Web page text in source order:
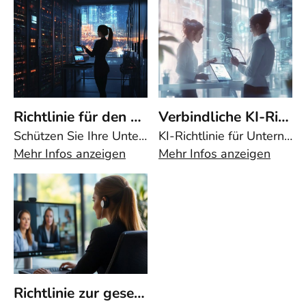
Richtlinie für den sicheren Betrieb von Fileservern (2025) | 00056
Schützen Sie Ihre Unternehmensdaten mit klaren Vorgaben und bewährten SicherheitsmaßnahmenFileserver sind ein zentraler Bestandteil der IT-Infrastruktur und speichern geschäftskritische Daten, die jederzeit vor unbefugtem Zugriff, Verlust und Cyberangriffen geschützt sein müssen. Unsere Richtlinie für den sicheren Betrieb von Fileservern bietet Unternehmen eine umfassende Grundlage, um Sicherheitsrisiken zu minimieren und die gesetzlichen sowie normativen Anforderungen einzuhalten. Sie entspricht den Vorgaben der DIN ISO 9001, ISO/IEC 27001, NIS2-Richtlinie sowie der KI-Verordnung und hilft Ihnen, Ihre IT-Sicherheit nachhaltig zu stärken. Warum diese Richtlinie unverzichtbar ist Ohne eine verbindliche Regelung für den sicheren Betrieb von Fileservern entstehen erhebliche Risiken: Datenverluste durch ungesicherte oder unverschlüsselte BackupsUnbefugte Zugriffe aufgrund unkontrollierter BerechtigungenCyberangriffe durch unsichere Konfigurationen und fehlende SchutzmechanismenReputationsverlust und rechtliche Konsequenzen durch Verstöße gegen Datenschutz- und Sicherheitsvorgaben Mit dieser Richtlinie setzen Sie klare Sicherheitsvorgaben und verhindern diese Risiken systematisch. Sie definiert technische und organisatorische Maßnahmen, um die Fileserver Ihrer Organisation effektiv zu schützen. Ihre Vorteile auf einen Blick: Maximale Sicherheit: Klare Regeln für Zugriffskontrollen, Verschlüsselung und Malware-SchutzRechtliche Absicherung: Erfüllt die Anforderungen der DSGVO, NIS2 und ISO 27001Effiziente IT-Verwaltung: Standardisierte Prozesse für den sicheren Betrieb von FileservernNachweisbare Compliance: Dokumentierte Sicherheitsmaßnahmen zur RisikominimierungFlexible Anpassung: Leicht individualisierbares Word-Dokument zur Integration in bestehende IT-Richtlinien Zentrale Inhalte der Richtlinie: Unsere Richtlinie umfasst alle relevanten Aspekte eines sicheren Fileserver-Betriebs: Zugriffskontrollen & Authentifizierung: Minimale Berechtigungsvergabe, regelmäßige Rechteprüfungen, verpflichtende Zwei-Faktor-Authentifizierung für AdministratorenDatenverschlüsselung & Übertragungssicherheit: Schutz gespeicherter Daten durch aktuelle Verschlüsselungstechniken, sichere Verbindung über VPNSchutz vor Malware & Cyberangriffen: Endpoint-Security-Lösungen, regelmäßige Sicherheitsupdates und automatische Malware-ScansProtokollierung & Überwachung: Lückenlose Aufzeichnung von Zugriffen und Änderungen, regelmäßige Analyse von Log-DatenBackup- & Wiederherstellungsstrategien: Verschlüsselte Backups, regelmäßige Tests der WiederherstellungsprozesseSicherer Zugriff mit Mobilgeräten: Nur autorisierte Geräte, klare Vorgaben zur Nutzung und AbsicherungReaktion auf Sicherheitsvorfälle: Eskalations- und Meldeverfahren, Einhaltung der DSGVO-MeldepflichtSchulung & Sensibilisierung: Regelmäßige Trainings für Mitarbeitende zu sicheren IT-Praktiken Arbeiten Sie sicher und regelkonform Mit dieser Richtlinie erhalten Sie eine praxisnahe, sofort anwendbare Lösung für den sicheren Betrieb Ihrer Fileserver. Sie minimiert Risiken, optimiert Ihre IT-Sicherheitsprozesse und schützt Ihr Unternehmen vor wirtschaftlichen und rechtlichen Folgen.Laden Sie die Richtlinie jetzt herunter und setzen Sie auf eine sichere und zuverlässige IT-Infrastruktur.Gerne bieten wir Ihnen professionelle Beratung zur individuellen Anpassung der Richtlinie an die spezifischen Anforderungen Ihres Unternehmens.Format: Word-Dokument (.docx) Umfang: ca. 2,5 Seiten
Mehr Infos anzeigen
Verbindliche KI-Richtlinie gemäß KI-Verordnung (2025) | 00053
KI-Richtlinie für Unternehmen: Sicherheit, Compliance und Effizienz bei der Nutzung künstlicher IntelligenzKünstliche Intelligenz (KI) verändert Geschäftsprozesse grundlegend – von der Datenanalyse über automatisierte Entscheidungen bis hin zur Unterstützung im Kundenservice. Doch mit den Chancen kommen auch rechtliche, sicherheitstechnische und ethische Herausforderungen. Unsere KI-Richtlinie hilft Unternehmen, den Einsatz von KI systematisch zu steuern, Risiken zu minimieren und die Anforderungen aus KI-Verordnung, DSGVO, NIS2 und ISO 27001:2022 zu erfüllen. KI-Richtlinie in zwei Fassungen: Langfassung, Kurzfassung 🔹 Kompakte Richtlinie – Die Kurzfassung ist prägnant und auf das Wesentliche konzentriert. Perfekt für Unternehmen, die klare Vorgaben ohne umfangreiche Details benötigen. 🔹 Ausführliche Richtlinie – Die Langfassung enthält detaillierte Vorgaben mit umfangreichen Erläuterungen, Praxisbeispielen und konkreten Maßnahmen. Ideal für Unternehmen, die umfassend und möglichst rechtssicher regeln wollen. Sie erhalten beide Versionen in einem Download und wählen die für Ihr Unternehmen passende.🔹 KI-Risikostufen mit Praxisbeispielen – Außerdem enthalten: Anlage 1: KI-Risikostufen mit Praxisbeispielen. Diese Anlage erläutert die KI-Risikostufen gemäß der KI-Verordnung (AI Act) und enthält praxisnahe Beispiele sowie empfohlene Maßnahmen. Sie dient als Leitfaden zur Einstufung von KI-Systemen und unterstützt eine sichere, regelkonforme Nutzung. Inhalt der KI-Richtlinie ✔ Geltungsbereich & Begriffsdefinitionen – Klare Regeln für alle Beteiligten ✔ Planung und Risikobewertung – Einstufung nach der KI-Verordnung: Hochrisiko, begrenzt riskant oder minimales Risiko ✔ Sicherheitsmaßnahmen – Schutz vor Datenverlust, Manipulation und Fehlentscheidungen ✔ Betrieb & Verantwortung – Festlegung von Zuständigkeiten für Nutzung, Wartung und Compliance ✔ Überprüfung & Auditierung – Interne und externe Audits zur Sicherstellung der Regelkonformität ✔ Management von Sicherheitsvorfällen – Prozesse zur schnellen Reaktion und Business Continuity ✔ Besondere Anforderungen für Microsoft Copilot – Datenschutzkonforme Nutzung von KI in Microsoft-Anwendungen ✔ Schulungen & Sensibilisierung – Verpflichtende Weiterbildungen für Mitarbeitende Warum diese Richtlinie unverzichtbar ist Rechtssicherheit: Die KI-Richtlinie erfüllt regulatorische Vorgaben und reduziert Haftungsrisiken. Datenschutz & Sicherheit: Die KI-Richtlinie schafft klare Regeln für den Schutz sensibler Informationen. Effiziente KI-Nutzung: Die KI-Richtlinie unterstützt definierte Prozesse zur sicheren und effektiven Integration von KI. Vermeidung von Compliance-Verstößen: Die KI-Richtlinie ist die ideale Grundlage für Auditierung, Monitoring und Schulungen. Format: Word-Dokument (.docx)Umfang: ca. 29 Seiten (Langfassung), ca. 4 Seiten (Kurzfassung), ca. 2 Seiten (Anlage)
Mehr Infos anzeigen
Richtlinie zur gesetzeskonformen Nutzung der Transkriptionsfunktion in Google Meet (2025) | 00058